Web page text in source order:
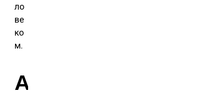
ло
ве
ко
м.
А